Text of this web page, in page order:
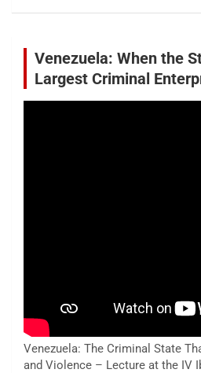
Venezuela: When the
Largest Criminal
Venezuela: The Criminal State
and Violence – Lecture at the IV